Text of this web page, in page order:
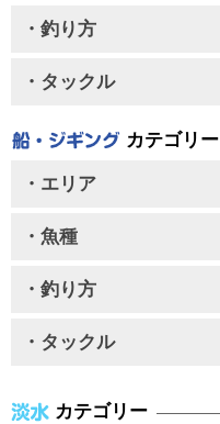
・釣り方
・タックル
カテゴリー
・エリア
・魚種
・釣り方
・タックル
カテゴリー